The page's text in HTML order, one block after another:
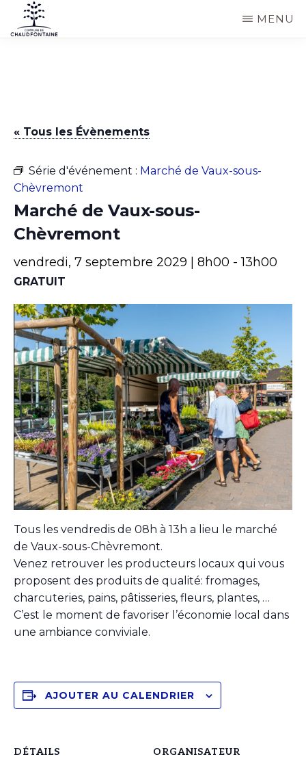
Passer
au
commune
Chaudfontaine
MENU
« Tous les Évènements
Série d'événement : Marché de Vaux-sous-
Chèvremont
Marché de Vaux-sous-
Chèvremont
vendredi, 7 septembre 2029 | 8h00 -13h00
GRATUIT
Tous les vendredis de 08h à 13h a lieu le marché
de Vaux-sous-Chèvremont.
Venez retrouver les producteurs locaux qui vous
proposent des produits de qualité: fromages,
charcuteries, pains, pâtisseries, fleurs, plantes, …
C’est le moment de favoriser l’économie local dans
une ambiance conviviale.
AJOUTER AU CALENDRIER
DÉTAILS ORGANISATEUR